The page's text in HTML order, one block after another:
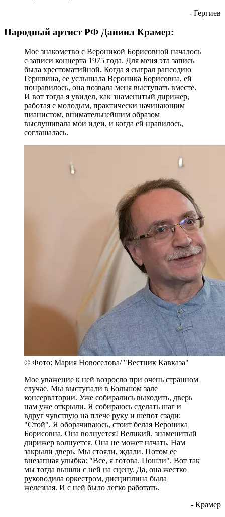
- Гергиев
Народный артист РФ Даниил Крамер:
Мое знакомство с Вероникой Борисовной началось
с записи концерта 1975 года. Для меня эта запись
была хрестоматийной. Когда я сыграл рапсодию
Гершвина, ее услышала Вероника Борисовна, ей
понравилось, она позвала меня выступать вместе.
И вот тогда я увидел, как знаменитый дирижер,
работая с молодым, практически начинающим
пианистом, внимательнейшим образом
выслушивала мои идеи, и когда ей нравилось,
соглашалась.
© Фото: Мария Новоселова/ "Вестник Кавказа"
Мое уважение к ней возросло при очень странном
случае. Мы выступали в Большом зале
консерватории. Уже собирались выходить, дверь
нам уже открыли. Я собираюсь сделать шаг и
вдруг чувствую на плече руку и шепот сзади:
"Стой". Я оборачиваюсь, стоит белая Вероника
Борисовна. Она волнуется! Великий, знаменитый
дирижер волнуется. Она не может начать. Нам
закрыли дверь. Мы стояли, ждали. Потом ее
внезапная улыбка: "Все, я готова. Пошли". Вот так
мы тогда вышли с ней на сцену. Да, она жестко
руководила оркестром, дисциплина была
железная. И с ней было легко работать.
- Крамер